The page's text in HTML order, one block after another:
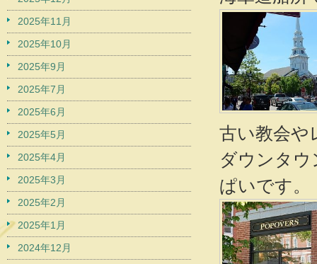
古い教会や
ダウンタ
ぱいです。
2025年11月
2025年10月
2025年9月
2025年7月
2025年6月
2025年5月
2025年4月
2025年3月
2025年2月
2025年1月
2024年12月